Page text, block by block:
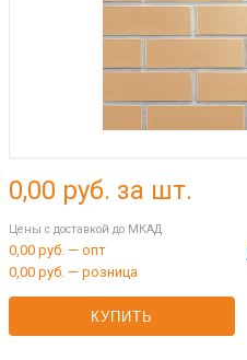
0,00 руб. за шт.
Цены с доставкой до МКАД
0,00 руб. — опт
0,00 руб. — розница
КУПИТЬ